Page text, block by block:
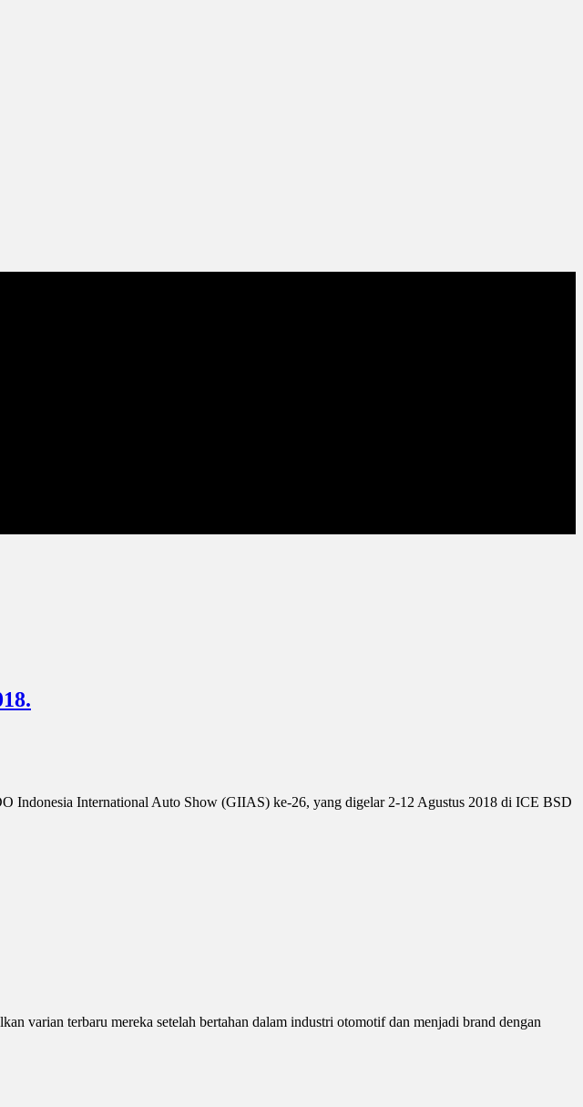
International Auto Show (GIIAS) ke-26, yang digelar 2-12 Agustus 2018 di ICE BSD
varian terbaru mereka setelah bertahan dalam industri otomotif dan menjadi brand dengan